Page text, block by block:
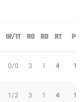
1R/1T RO RD RT PD
0/0 3 1 4 1
1/2 3 1 4 1